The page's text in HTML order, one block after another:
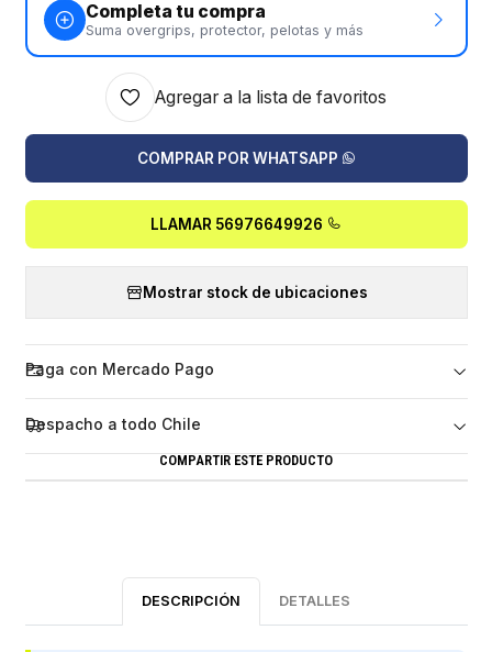
Completa tu compra
Suma overgrips, protector, pelotas y más
Agregar a la lista de favoritos
COMPRAR POR WHATSAPP
LLAMAR 56976649926
Mostrar stock de ubicaciones
Paga con Mercado Pago
Despacho a todo Chile
COMPARTIR ESTE PRODUCTO
DESCRIPCIÓN DETALLES